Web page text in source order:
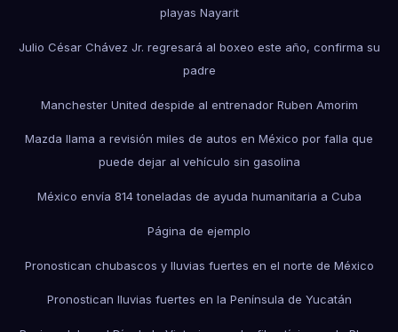
playas Nayarit
Julio César Chávez Jr. regresará al boxeo este año, confirma su
padre
Manchester United despide al entrenador Ruben Amorim
Mazda llama a revisión miles de autos en México por falla que
puede dejar al vehículo sin gasolina
México envía 814 toneladas de ayuda humanitaria a Cuba
Página de ejemplo
Pronostican chubascos y lluvias fuertes en el norte de México
Pronostican lluvias fuertes en la Península de Yucatán